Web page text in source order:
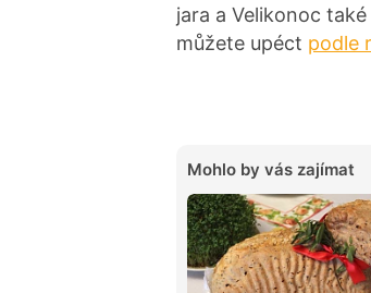
jara a Velikonoc
můžete upéct podle
Mohlo by vás zajímat